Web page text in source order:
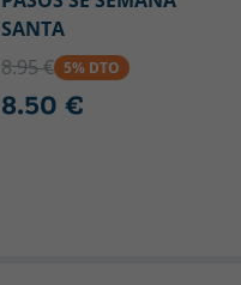
SANTA
8.95 € 5% DTO
8.50 €